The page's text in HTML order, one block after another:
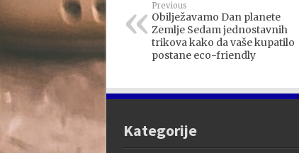
Previous
Obilježavamo Dan planete
Zemlje Sedam jednostavnih
trikova kako da vaše kupatilo
postane eco-friendly
Kategorije